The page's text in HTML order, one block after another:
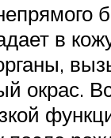
в
окрас.